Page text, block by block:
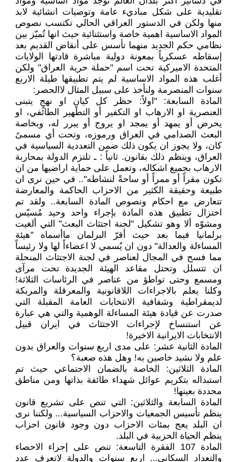
تقليدية على شكل مباديء عامة وتوصيات انشائية لابد
منها ولكن في الدستور العراقي الحالي تكتسب نصوص
المواد الاساسية اهمية خاصة واستثنائية حيث انها تُميّز بين
نظامي حكم الجديد منهما تأسس على أنقاض القديم بعد
إسقاطه عسكرياً بمعونة دولية مباشرة قادتها الولايات
المتحدة الاميركية تحت اسم "حملة حرية العراق" ولكن
أغلب هذه المواد الاساسية لم يتم تطبيقها طيلة الاربع
سنوات المنصرمة ولنأخذ على سبيل المثال لاالحصر:
المادة السابعة: "اولاً: حظر كل كيانٍ او نهجٍ يتبنى
العنصرية او الارهاب او التكفير أو التطهير الطائفي، او
يحرض أو يمهد أو يمجد او يروج أو يبرر له، وبخاصة
البعث الصدامي في العراق ورموزه، وتحت أي مسمىً
كان، ولا يجوز ان يكون ذلك ضمن التعددية السياسية في
العراق، وينظم ذلك بقانون. ثانياً : ـ تلتزم الدولة بمحاربة
الارهاب بجميع اشكاله، وتعمل على حماية اراضيها من ان
تكون مقراً أو ممراً أو ساحةً لنشاطه".. في حين نرى ان
طبيعة وحقيقة الكثير من الاحزاب الحاكمة والمعارضة
تتعارض مع احكام ونصوص المادة السابعة.. ولقد تم
اختزال تطبيق هذه المادة بإجراء واحد وحيد مُسيّس
ومشوّه ألا وهو تشكيل "لجنة اجتثاث البعث" التي ألغيت
برلمانيا فيما بعد حيث أقرّ البرلمان ماأسماه "هيئة
المساءلة والعدالة" دون ان يُسمي لا اعضاءاً لها ولا رئيساً
مما فسح في المجال لعناصر في لجنة الاجتثاث المنحلة
ان تتسلل وتحتل مقاعد الهيئة الجديدة تحت مرآى
ومسمع وحتى تواطؤ من عناصر في الرئاسات الثلاثة!
وكلنا يعلم بالاجراءات اللاقانونية والمعرقلة والمربكة
لديمقراطية وشفافية الانتخابات العامة المقبلة التي
صدرت عن قيادة هيئة المساءلة الوهمية والتي هي عبارة
عن استنساخ لإجراءات الاجتثاث في ايران قبيل
الانتخابات الايرانية الاخيرة!
المادة الثانية عشر: على مدى اربع سنوات والعراق بدون
علم ولا نشيد خاصين به! وهل هذه صعبة؟
المادة الثلاثين: الخاصة بالضمان الاجتماعي حيث تم
استبداله بتكريم عوائل شهداء طائفة بذاتها ومن مناطق
محددة بعينها!
المادة السابعة والثلاثين: التي تنص على تشريع قانون
ينظم تأسيس الجمعيات والاحزاب السياسية... ولكننا نرى
ان البلد يعج بمئات الاحزاب دون وجود قانون احزاب
ينظم الحياة الحزبية في البلد.
المادة 107 الفقرة التاسعة: تنص على إجراء الاحصاء
والتعداد السكاني... اربع سنوات والدولة لاتعرف عدد